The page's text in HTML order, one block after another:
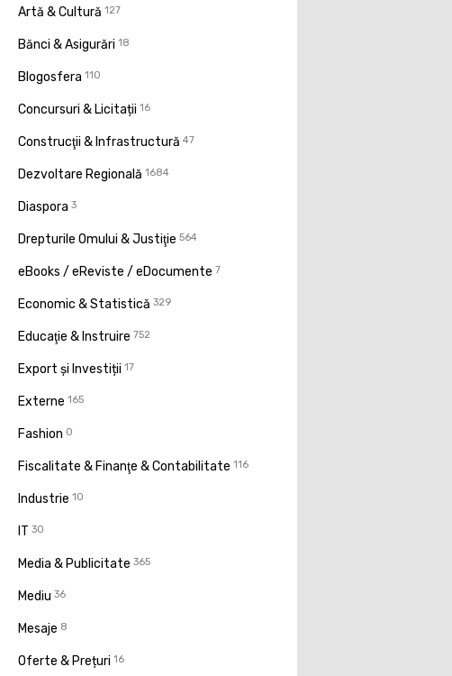
Artă & Cultură 127
Bănci & Asigurări 18
Blogosfera 110
Concursuri & Licitații 16
Construcţii & Infrastructură 47
Dezvoltare Regională 1684
Diaspora 3
Drepturile Omului & Justiţie 564
eBooks / eReviste / eDocumente 7
Economic & Statistică 329
Educaţie & Instruire 752
Export și Investiții 17
Externe 165
Fashion 0
Fiscalitate & Finanţe & Contabilitate 116
Industrie 10
IT 30
Media & Publicitate 365
Mediu 36
Mesaje 8
Oferte & Prețuri 16